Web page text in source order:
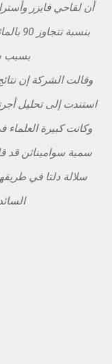
أن لقاحي فايزر
بنسبة
بسبب
وقالت الشركة إن
استندت إلى تحليل
وكانت كبيرة
سمية سواميناثن قد